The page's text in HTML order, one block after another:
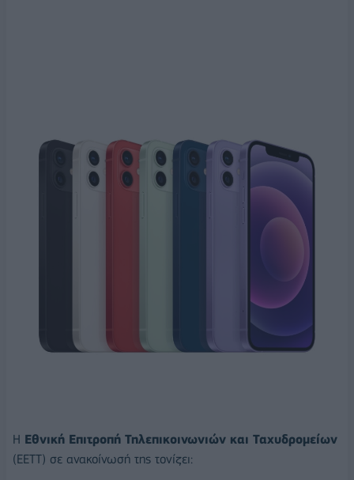
Η Εθνική Επιτροπή Τηλεπικοινωνιών και Ταχυδρομείων
(EETT) σε ανακοίνωσή της τονίζει: